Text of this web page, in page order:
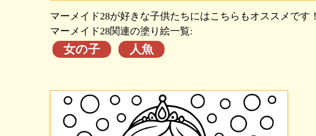
マーメイド28が好きな子供たちにはこちらもオススメです！
マーメイド28関連の塗り絵一覧:
女の子 人魚